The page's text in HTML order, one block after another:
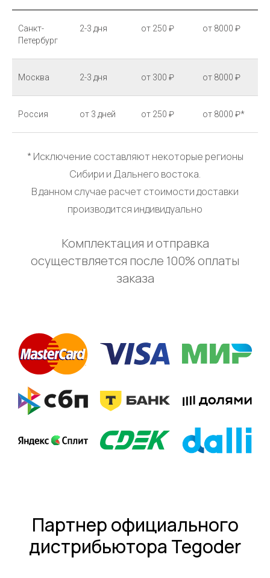
Санкт-
Петербург
2-3 дня от 250 ₽ от 8000 ₽
Москва 2-3 дня от 300 ₽ от 8000 ₽
Россия от 3 дней от 250 ₽ от 8000 ₽*
* Исключение составляют некоторые регионы
Сибири и Дальнего востока.
В данном случае расчет стоимости доставки
производится индивидуально
Комплектация и отправка
осуществляется после 100% оплаты
заказа
Партнер официального
дистрибьютора Tegoder